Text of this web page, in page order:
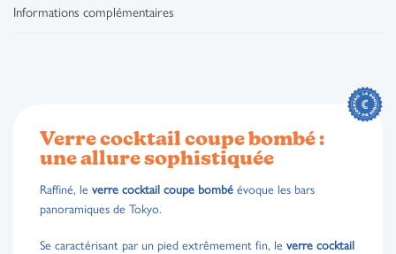
Informations complémentaires
Verre cocktail coupe bombé :
une allure sophistiquée
Raffiné, le verre cocktail coupe bombé évoque les bars
panoramiques de Tokyo.
Se caractérisant par un pied extrêmement fin, le verre cocktail